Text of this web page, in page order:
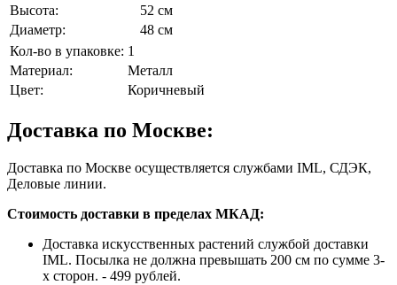
Высота:
52 см
Диаметр:
48 см
Кол-во в упаковке: 1
Материал:
Металл
Цвет:
Коричневый
Доставка по Москве:
Доставка по Москве осуществляется службами IML, СДЭК,
Деловые линии.
Стоимость доставки в пределах МКАД:
Доставка искусственных растений службой доставки
IML. Посылка не должна превышать 200 см по сумме 3-
х сторон. - 499 рублей.